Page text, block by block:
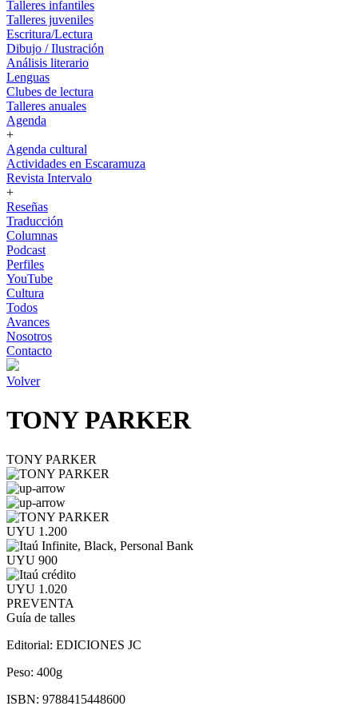
Talleres infantiles
Talleres juveniles
Escritura/Lectura
Dibujo / Ilustración
Análisis literario
Lenguas
Clubes de lectura
Talleres anuales
Agenda
+
Agenda cultural
Actividades en Escaramuza
Revista Intervalo
+
Reseñas
Traducción
Columnas
Podcast
Perfiles
YouTube
Cultura
Todos
Avances
Nosotros
Contacto
Volver
TONY PARKER
TONY PARKER
UYU 1.200
UYU 900
UYU 1.020
PREVENTA
Guía de talles
Editorial: EDICIONES JC
Peso: 400g
ISBN: 9788415448600